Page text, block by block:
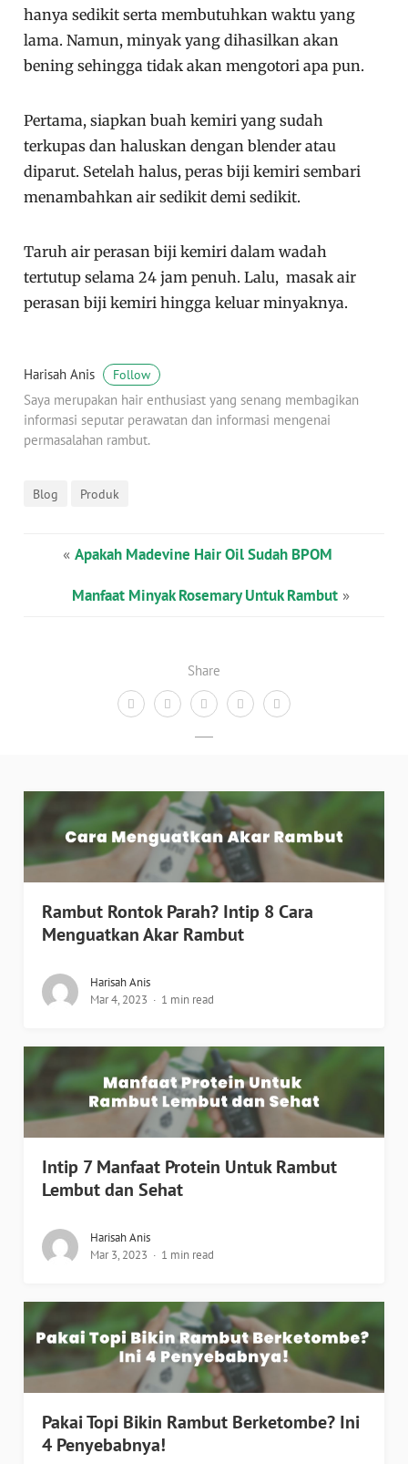
Share
hanya sedikit serta membutuhkan waktu yang
lama. Namun, minyak yang dihasilkan akan
bening sehingga tidak akan mengotori apa pun.
Pertama, siapkan buah kemiri yang sudah
terkupas dan haluskan dengan blender atau
diparut. Setelah halus, peras biji kemiri sembari
menambahkan air sedikit demi sedikit.
Taruh air perasan biji kemiri dalam wadah
tertutup selama 24 jam penuh. Lalu, masak air
perasan biji kemiri hingga keluar minyaknya.
Harisah Anis Follow
Saya merupakan hair enthusiast yang senang membagikan
informasi seputar perawatan dan informasi mengenai
permasalahan rambut.
Blog Produk
« Apakah Madevine Hair Oil Sudah BPOM
Manfaat Minyak Rosemary Untuk Rambut »
Rambut Rontok Parah? Intip 8 Cara
Menguatkan Akar Rambut
Harisah Anis
Mar 4, 2023
1 min read
Intip 7 Manfaat Protein Untuk Rambut
Lembut dan Sehat
Harisah Anis
Mar 3, 2023
1 min read
Pakai Topi Bikin Rambut Berketombe? Ini
4 Penyebabnya!